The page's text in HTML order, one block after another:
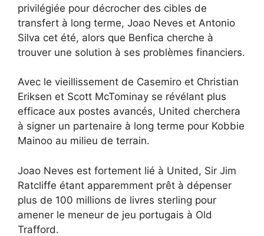
privilégiée pour décrocher des cibles de
transfert à long terme, Joao Neves et Antonio
Silva cet été, alors que Benfica cherche à
trouver une solution à ses problèmes financiers.
Avec le vieillissement de Casemiro et Christian
Eriksen et Scott McTominay se révélant plus
efficace aux postes avancés, United cherchera
à signer un partenaire à long terme pour Kobbie
Mainoo au milieu de terrain.
Joao Neves est fortement lié à United, Sir Jim
Ratcliffe étant apparemment prêt à dépenser
plus de 100 millions de livres sterling pour
amener le meneur de jeu portugais à Old
Trafford.